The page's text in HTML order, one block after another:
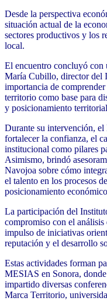
Desde la perspectiva
situación actual de la
sectores productivos y los
local.
El encuentro concluyó con
María Cubillo, director del
importancia de
territorio como base para
y posicionamiento
Durante su intervención,
fortalecer la confianza, el
institucional como pilares
Asimismo, brindó
Navojoa sobre cómo
el talento en los procesos
posicionamiento
La participación del
compromiso con el
impulso de iniciativas
reputación y el desarrollo
Estas actividades forman
MESIAS en Sonora,
impartido diversas
Marca Territorio,